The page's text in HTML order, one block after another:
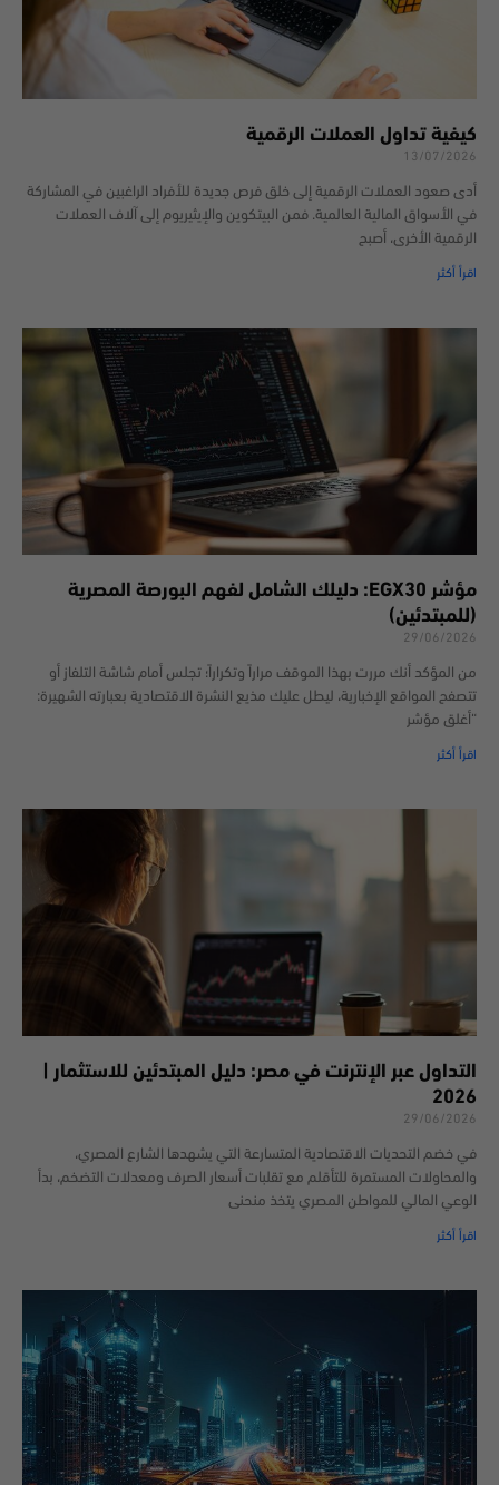
كيفية تداول العملات الرقمية
13/07/2026
أدى صعود العملات الرقمية إلى خلق فرص جديدة للأفراد الراغبين في المشاركة
في الأسواق المالية العالمية. فمن البيتكوين والإيثيريوم إلى آلاف العملات
الرقمية الأخرى، أصبح
اقرأ أكثر
مؤشر EGX30: دليلك الشامل لفهم البورصة المصرية
(للمبتدئين)
29/06/2026
من المؤكد أنك مررت بهذا الموقف مراراً وتكراراً؛ تجلس أمام شاشة التلفاز أو
تتصفح المواقع الإخبارية، ليطل عليك مذيع النشرة الاقتصادية بعبارته الشهيرة:
“أغلق مؤشر
اقرأ أكثر
التداول عبر الإنترنت في مصر: دليل المبتدئين للاستثمار |
2026
29/06/2026
في خضم التحديات الاقتصادية المتسارعة التي يشهدها الشارع المصري،
والمحاولات المستمرة للتأقلم مع تقلبات أسعار الصرف ومعدلات التضخم، بدأ
الوعي المالي للمواطن المصري يتخذ منحنى
اقرأ أكثر